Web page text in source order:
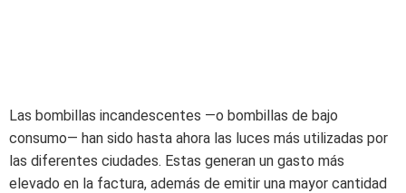
Las bombillas incandescentes —o bombillas de bajo
consumo— han sido hasta ahora las luces más utilizadas por
las diferentes ciudades. Estas generan un gasto más
elevado en la factura, además de emitir una mayor cantidad